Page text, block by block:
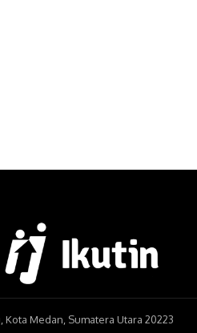
Medan, Sumatera Utara 20223